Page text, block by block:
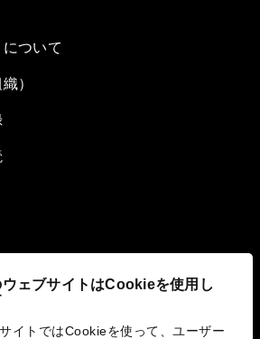
ウェブサイトはCookieを使用し
イトではCookieを使って、ユーザー
ついて
）
取り組み